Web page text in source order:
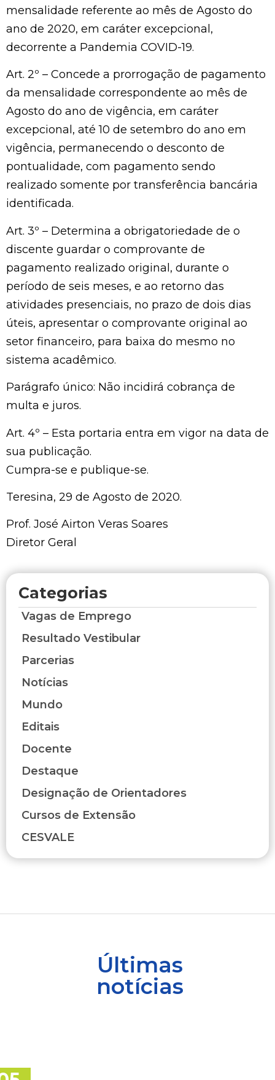
mensalidade referente ao mês de Agosto do
ano de 2020, em caráter excepcional,
decorrente a Pandemia COVID-19.
Art. 2º – Concede a prorrogação de pagamento
da mensalidade correspondente ao mês de
Agosto do ano de vigência, em caráter
excepcional, até 10 de setembro do ano em
vigência, permanecendo o desconto de
pontualidade, com pagamento sendo
realizado somente por transferência bancária
identificada.
Art. 3º – Determina a obrigatoriedade de o
discente guardar o comprovante de
pagamento realizado original, durante o
período de seis meses, e ao retorno das
atividades presenciais, no prazo de dois dias
úteis, apresentar o comprovante original ao
setor financeiro, para baixa do mesmo no
sistema acadêmico.
Parágrafo único: Não incidirá cobrança de
multa e juros.
Art. 4º – Esta portaria entra em vigor na data de
sua publicação.
Cumpra-se e publique-se.
Teresina, 29 de Agosto de 2020.
Prof. José Airton Veras Soares
Diretor Geral
Categorias
Vagas de Emprego
Resultado Vestibular
Parcerias
Notícias
Mundo
Editais
Docente
Destaque
Designação de Orientadores
Cursos de Extensão
CESVALE
Últimas
notícias